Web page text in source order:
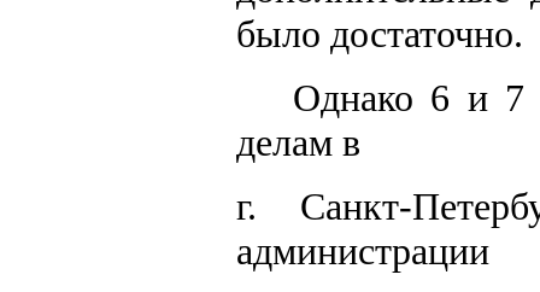
было достаточно.
Однако 6 и 7
делам в
г. Санкт-
администрации